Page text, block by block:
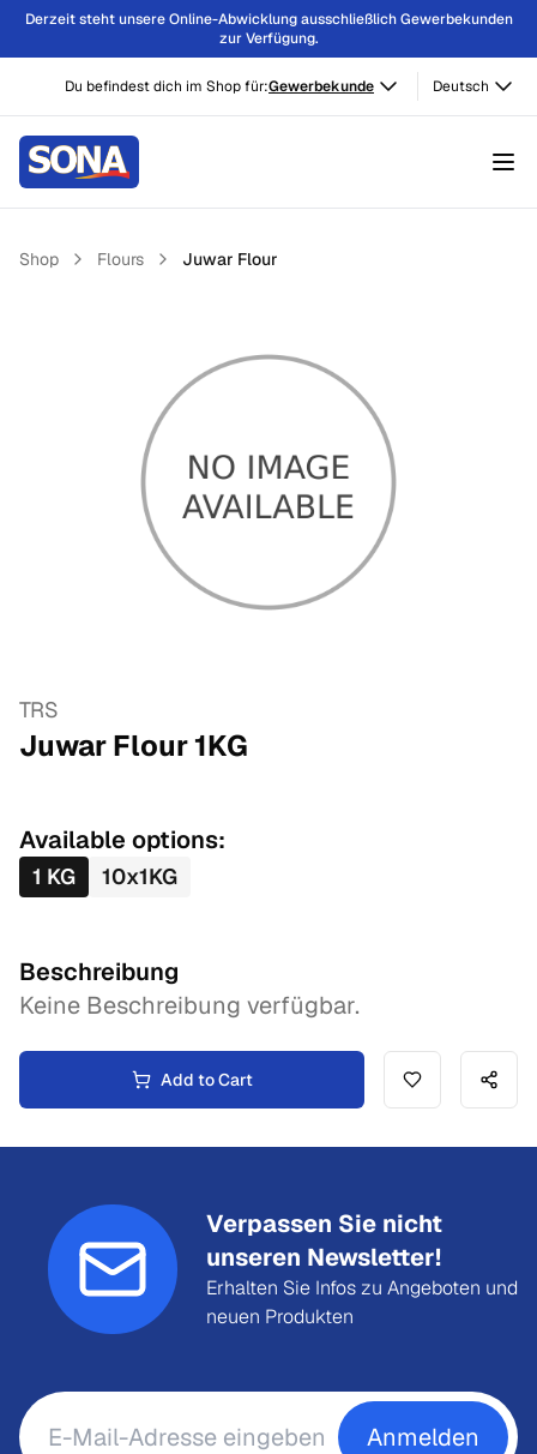
Derzeit steht unsere Online-Abwicklung ausschließlich Gewerbekunden
zur Verfügung.
Du befindest dich im Shop für:Gewerbekunde Deutsch
Shop Flours Juwar Flour
TRS
Juwar Flour1KG
Available options:
1 KG 10x1KG
Beschreibung
Keine Beschreibung verfügbar.
Add to Cart
Verpassen Sie nicht
unseren Newsletter!
Erhalten Sie Infos zu Angeboten und
neuen Produkten
Anmelden